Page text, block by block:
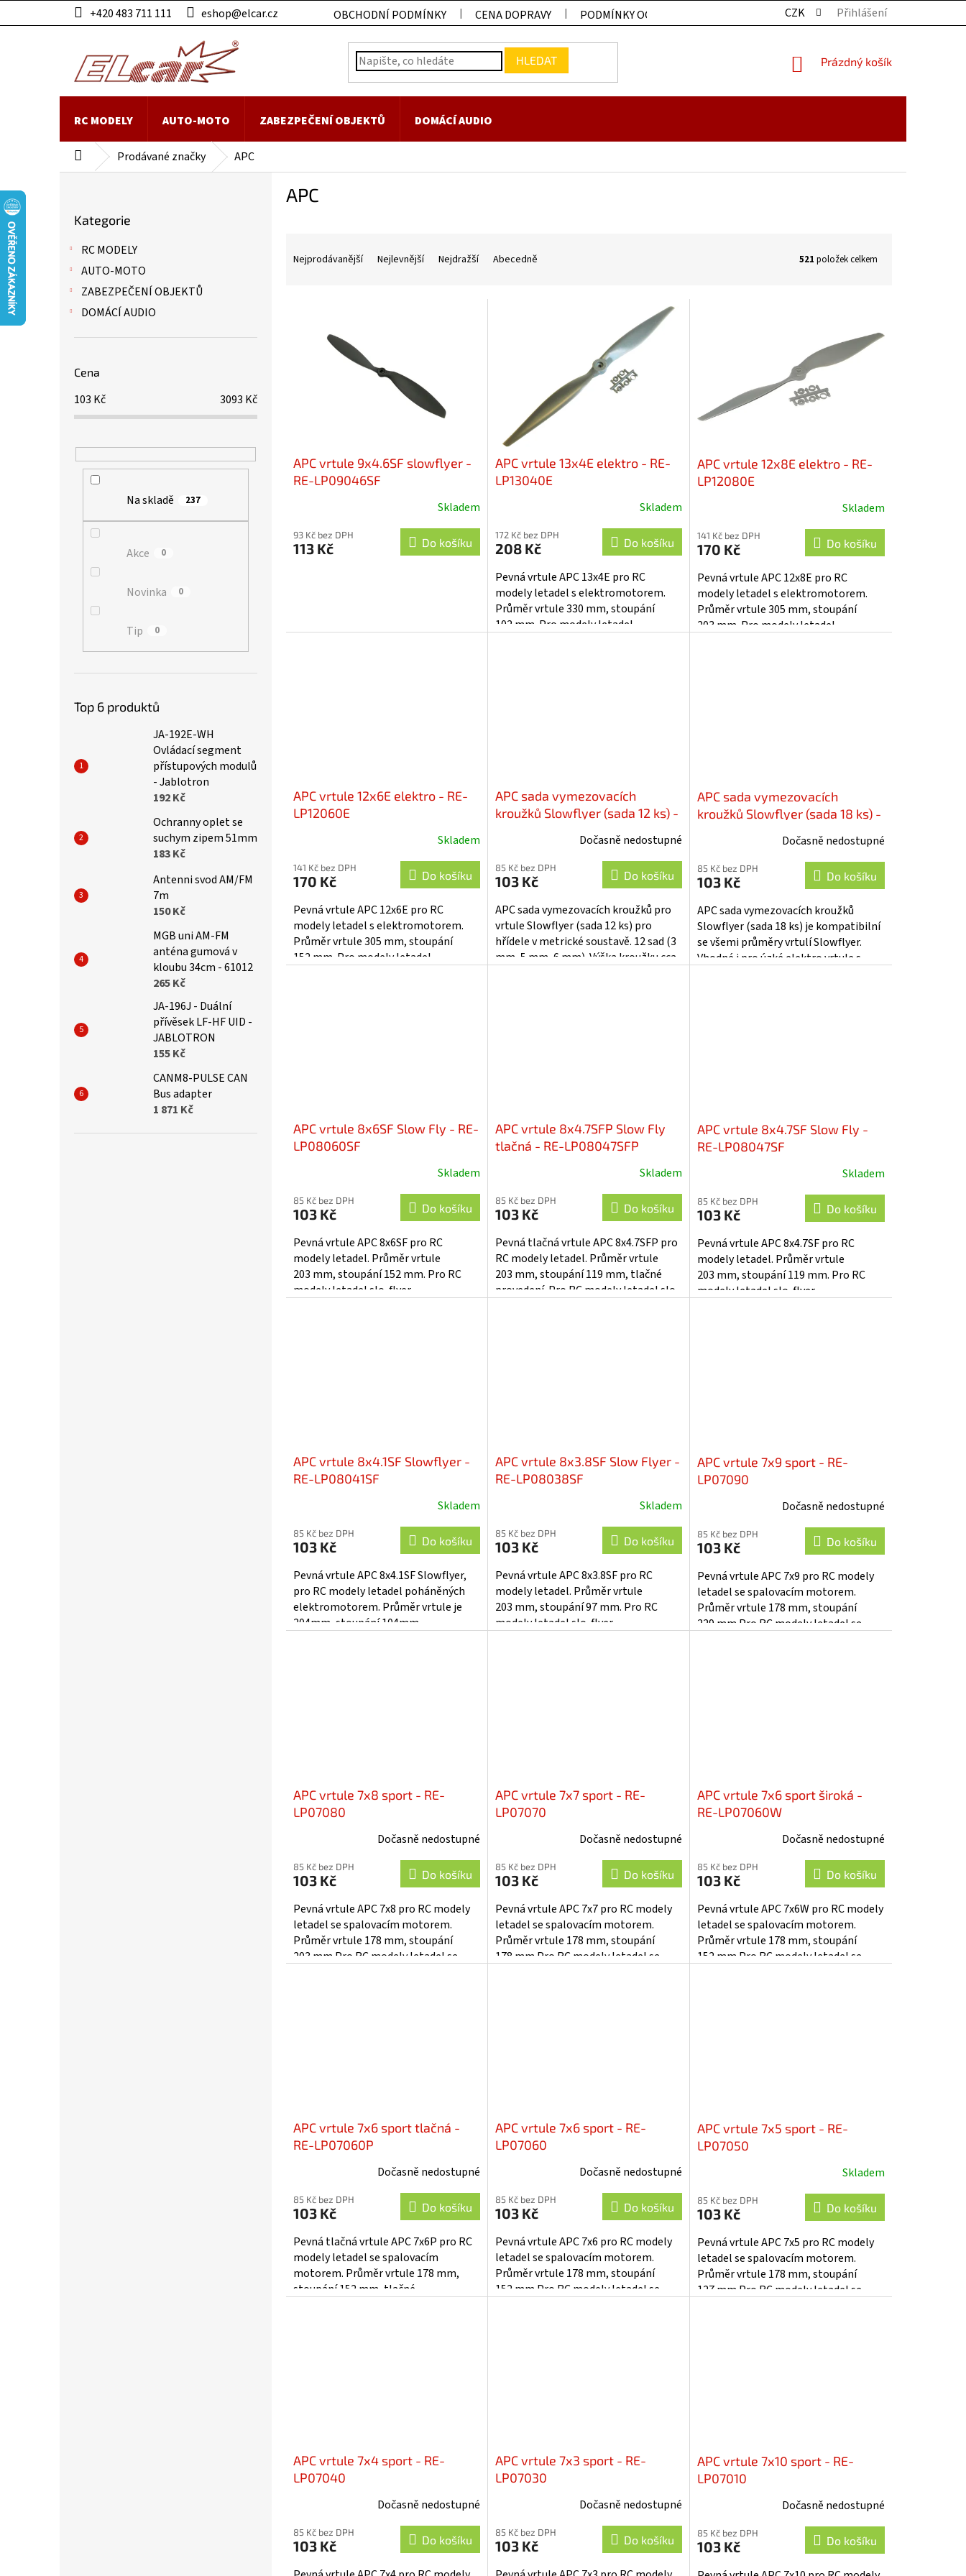
na
+420 483 711 111 eshop@elcar.cz OBCHODNÍ PODMÍNKY CENA DOPRAVY PODMÍNKY OCHRANY OSOBNÍCH ÚDAJŮ KONTAKTY
CZK Přihlášení
HLEDAT
NÁKUPNÍ
Prázdný košík
RC MODELY AUTO-MOTO ZABEZPEČENÍ OBJEKTŮ DOMÁCÍ AUDIO
Domů Prodávané značky APC
kategorie
Kategorie
RC MODELY
AUTO-MOTO
ZABEZPEČENÍ OBJEKTŮ
DOMÁCÍ AUDIO
Cena
103 Kč 3093 Kč
Na skladě 237
Akce 0
Novinka 0
Tip 0
Top 6 produktů
JA-192E-WH
Ovládací segment
přístupových modulů
- Jablotron
192 Kč
Ochranny oplet se
suchym zipem 51mm
183 Kč
Antenni svod AM/FM
7m
150 Kč
MGB uni AM-FM
anténa gumová v
kloubu 34cm - 61012
265 Kč
JA-196J - Duální
přívěsek LF-HF UID -
JABLOTRON
155 Kč
CANM8-PULSE CAN
Bus adapter
1 871 Kč
APC
Nejprodávanější Nejlevnější Nejdražší Abecedně 521 položek celkem
APC vrtule 9x4.6SF slowflyer -
RE-LP09046SF
Skladem
93 Kč bez DPH
113 Kč Do košíku
APC vrtule 13x4E elektro - RE-
LP13040E
Skladem
172 Kč bez DPH
208 Kč Do košíku
Pevná vrtule APC 13x4E pro RC
modely letadel s elektromotorem.
Průměr vrtule 330 mm, stoupání
102 mm. Pro modely letadel
APC vrtule 12x8E elektro - RE-
LP12080E
Skladem
141 Kč bez DPH
170 Kč Do košíku
Pevná vrtule APC 12x8E pro RC
modely letadel s elektromotorem.
Průměr vrtule 305 mm, stoupání
203 mm. Pro modely letadel
APC vrtule 12x6E elektro - RE-
LP12060E
produktu
je
5,0
z
5
hvězdiček.
Skladem
141 Kč bez DPH
170 Kč Do košíku
Pevná vrtule APC 12x6E pro RC
modely letadel s elektromotorem.
Průměr vrtule 305 mm, stoupání
152 mm. Pro modely letadel
APC sada vymezovacích
kroužků Slowflyer (sada 12 ks) -
Dočasně nedostupné
85 Kč bez DPH
103 Kč Do košíku
APC sada vymezovacích kroužků pro
vrtule Slowflyer (sada 12 ks) pro
hřídele v metrické soustavě. 12 sad (3
mm, 5 mm, 6 mm). Výška kroužku cca
APC sada vymezovacích
kroužků Slowflyer (sada 18 ks) -
Dočasně nedostupné
85 Kč bez DPH
103 Kč Do košíku
APC sada vymezovacích kroužků
Slowflyer (sada 18 ks) je kompatibilní
se všemi průměry vrtulí Slowflyer.
Vhodné i pro úzké elektro vrtule s
APC vrtule 8x6SF Slow Fly - RE-
LP08060SF
Skladem
85 Kč bez DPH
103 Kč Do košíku
Pevná vrtule APC 8x6SF pro RC
modely letadel. Průměr vrtule
203 mm, stoupání 152 mm. Pro RC
modely letadel slo-flyer.
APC vrtule 8x4.7SFP Slow Fly
tlačná - RE-LP08047SFP
Skladem
85 Kč bez DPH
103 Kč Do košíku
Pevná tlačná vrtule APC 8x4.7SFP pro
RC modely letadel. Průměr vrtule
203 mm, stoupání 119 mm, tlačné
provedení. Pro RC modely letadel slo-
APC vrtule 8x4.7SF Slow Fly -
RE-LP08047SF
Skladem
85 Kč bez DPH
103 Kč Do košíku
Pevná vrtule APC 8x4.7SF pro RC
modely letadel. Průměr vrtule
203 mm, stoupání 119 mm. Pro RC
modely letadel slo-flyer.
APC vrtule 8x4.1SF Slowflyer -
RE-LP08041SF
Skladem
85 Kč bez DPH
103 Kč Do košíku
Pevná vrtule APC 8x4.1SF Slowflyer,
pro RC modely letadel poháněných
elektromotorem. Průměr vrtule je
204mm, stoupání 104mm.
APC vrtule 8x3.8SF Slow Flyer -
RE-LP08038SF
Skladem
85 Kč bez DPH
103 Kč Do košíku
Pevná vrtule APC 8x3.8SF pro RC
modely letadel. Průměr vrtule
203 mm, stoupání 97 mm. Pro RC
modely letadel slo-flyer.
APC vrtule 7x9 sport - RE-
LP07090
Dočasně nedostupné
85 Kč bez DPH
103 Kč Do košíku
Pevná vrtule APC 7x9 pro RC modely
letadel se spalovacím motorem.
Průměr vrtule 178 mm, stoupání
229 mm.Pro RC modely letadel se
APC vrtule 7x8 sport - RE-
LP07080
Dočasně nedostupné
85 Kč bez DPH
103 Kč Do košíku
Pevná vrtule APC 7x8 pro RC modely
letadel se spalovacím motorem.
Průměr vrtule 178 mm, stoupání
203 mm.Pro RC modely letadel se
APC vrtule 7x7 sport - RE-
LP07070
Dočasně nedostupné
85 Kč bez DPH
103 Kč Do košíku
Pevná vrtule APC 7x7 pro RC modely
letadel se spalovacím motorem.
Průměr vrtule 178 mm, stoupání
178 mm.Pro RC modely letadel se
APC vrtule 7x6 sport široká -
RE-LP07060W
Dočasně nedostupné
85 Kč bez DPH
103 Kč Do košíku
Pevná vrtule APC 7x6W pro RC modely
letadel se spalovacím motorem.
Průměr vrtule 178 mm, stoupání
152 mm.Pro RC modely letadel se
APC vrtule 7x6 sport tlačná -
RE-LP07060P
Dočasně nedostupné
85 Kč bez DPH
103 Kč Do košíku
Pevná tlačná vrtule APC 7x6P pro RC
modely letadel se spalovacím
motorem. Průměr vrtule 178 mm,
stoupání 152 mm, tlačné
APC vrtule 7x6 sport - RE-
LP07060
Dočasně nedostupné
85 Kč bez DPH
103 Kč Do košíku
Pevná vrtule APC 7x6 pro RC modely
letadel se spalovacím motorem.
Průměr vrtule 178 mm, stoupání
152 mm.Pro RC modely letadel se
APC vrtule 7x5 sport - RE-
LP07050
Skladem
85 Kč bez DPH
103 Kč Do košíku
Pevná vrtule APC 7x5 pro RC modely
letadel se spalovacím motorem.
Průměr vrtule 178 mm, stoupání
127 mm.Pro RC modely letadel se
APC vrtule 7x4 sport - RE-
LP07040
Dočasně nedostupné
85 Kč bez DPH
103 Kč Do košíku
APC vrtule 7x3 sport - RE-
LP07030
Dočasně nedostupné
85 Kč bez DPH
103 Kč Do košíku
APC vrtule 7x10 sport - RE-
LP07010
Dočasně nedostupné
85 Kč bez DPH
103 Kč Do košíku